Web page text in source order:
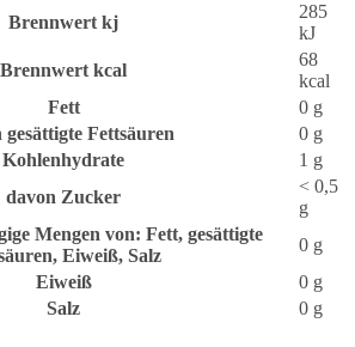
Brennwert kj
285
kJ
Brennwert kcal
68
kcal
Fett
0 g
gesättigte Fettsäuren 0 g
Kohlenhydrate
1 g
davon Zucker
< 0,5
g
Mengen von: Fett, gesättigte
Eiweiß, Salz
0 g
Eiweiß
0 g
Salz
0 g